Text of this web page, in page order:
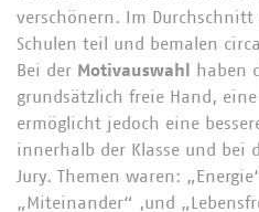
verschönern. Im
Schulen teil und bemalen
Bei der Motivauswahl
haben
grundsätzlich freie Hand,
ermöglicht jedoch eine
innerhalb der Klasse und bei
Jury. Themen waren:
„Miteinander“ ,und